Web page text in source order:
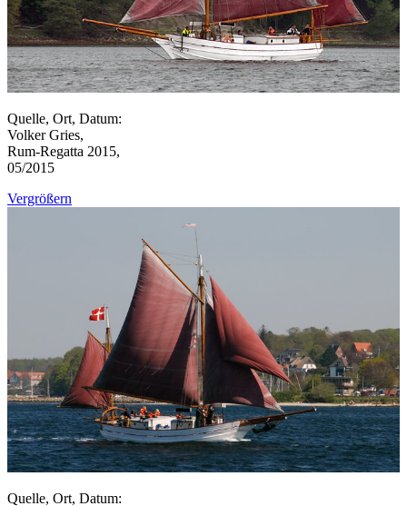
Quelle, Ort, Datum:
Volker Gries,
Rum-Regatta 2015,
05/2015
Vergrößern
Quelle, Ort, Datum: